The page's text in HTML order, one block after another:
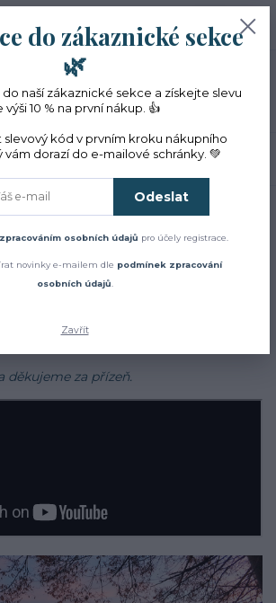
Menu
CZK
Hledat
0ks
0 Kč
Úvod
nás chodí?
děkujeme za přízeň.
do zákaznické sekce
🌿
naší zákaznické sekce a získejte slevu
výši 10 % na první nákup. 👍
slevový kód v prvním kroku nákupního
vám dorazí do e-mailové schránky. 💚
Odeslat
zpracováním osobních údajů pro účely registrace.
novinky e-mailem dle podmínek zpracování
osobních údajů
Zavřít